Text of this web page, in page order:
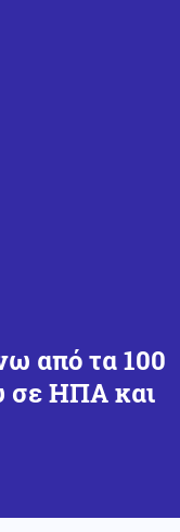
από τα 100
σε ΗΠΑ και